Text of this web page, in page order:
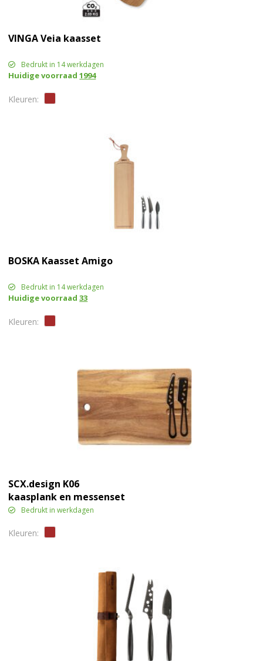
VINGA Veia kaasset
Bedrukt in 14 werkdagen
Huidige voorraad1994
BOSKA Kaasset Amigo
Bedrukt in 14 werkdagen
Huidige voorraad33
SCX.design K06
kaasplank en messenset
Bedrukt in werkdagen